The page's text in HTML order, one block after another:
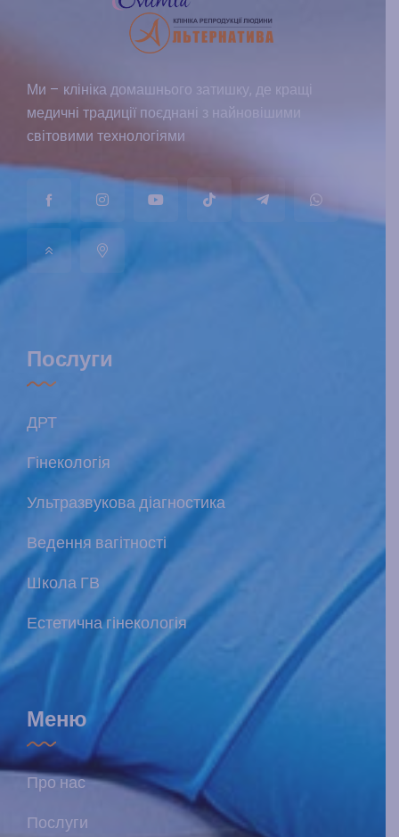
Ми – клініка домашнього затишку, де кращі
медичні традиції поєднані з найновішими
світовими технологіями
Послуги
ДРТ
Гінекологія
Ультразвукова діагностика
Ведення вагітності
Школа ГВ
Естетична гінекологія
Меню
Про нас
Послуги